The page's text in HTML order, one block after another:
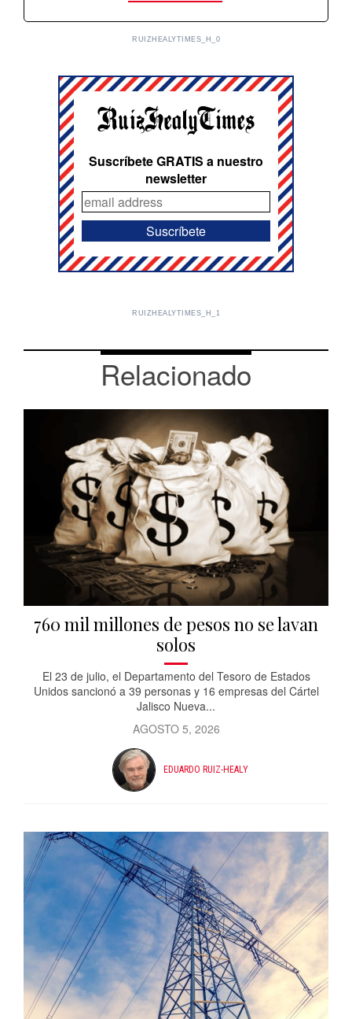
RUIZHEALYTIMES_H_0
Suscríbete GRATIS a nuestro
newsletter
RUIZHEALYTIMES_H_1
Relacionado
760 mil millones de pesos no se lavan
solos
El 23 de julio, el Departamento del Tesoro de Estados
Unidos sancionó a 39 personas y 16 empresas del Cártel
Jalisco Nueva...
AGOSTO 5, 2026
EDUARDO RUIZ-HEALY